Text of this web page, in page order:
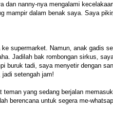
nanny-nya mengalami
mampir dalam benak saya. Saya
supermarket. Namun, anak gadis
Jadilah bak rombongan sirkus,
buruk tadi, saya menyetir dengan
setengah jam!
yang sedang berjalan
berencana untuk segera me-